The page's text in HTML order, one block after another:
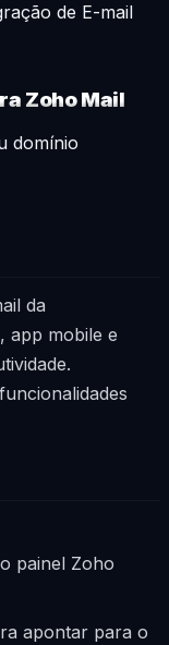
de E-mail
Zoho Mail
domínio
da
app mobile e
painel Zoho
apontar para o